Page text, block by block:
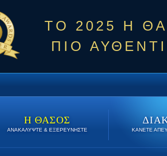
ΤΟ 2025 Η
ΠΙΟ
Η ΘΑΣΟΣ
ΑΝΑΚΑΛΥΨΤΕ & ΕΞΕΡΕΥΝΗΣΤΕ ΚΑΝΕΤΕ